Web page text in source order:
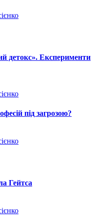
детокс». Експерименти
під загрозою?
Гейтса